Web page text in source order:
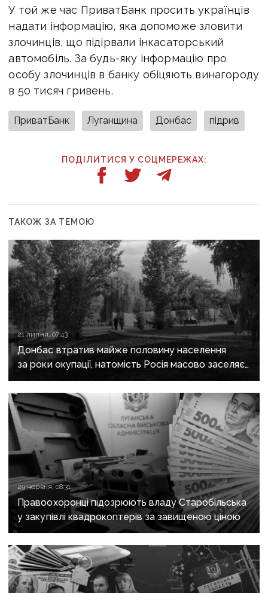
У той же час ПриватБанк просить українців
надати інформацію, яка допоможе зловити
злочинців, що підірвали інкасаторський
автомобіль. За будь-яку інформацію про
особу злочинців в банку обіцяють винагороду
в 50 тисяч гривень.
ПриватБанк Луганщина Донбас підрив
ПОДІЛИТИСЯ У СОЦМЕРЕЖАХ:
ТАКОЖ ЗА ТЕМОЮ
21 липня, 07:43
Донбас втратив майже половину населення
за роки окупації, натомість Росія масово заселяє
регіон своїми громадянами — ГУР
29 червня, 08:31
Правоохоронці підозрюють владу Старобільська
у закупівлі квадрокоптерів за завищеною ціною